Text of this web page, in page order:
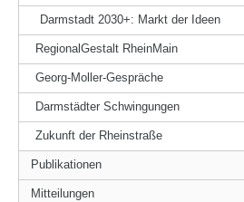
Darmstadt 2030+: Markt der Ideen
RegionalGestalt RheinMain
Georg-Moller-Gespräche
Darmstädter Schwingungen
Zukunft der Rheinstraße
Publikationen
Mitteilungen